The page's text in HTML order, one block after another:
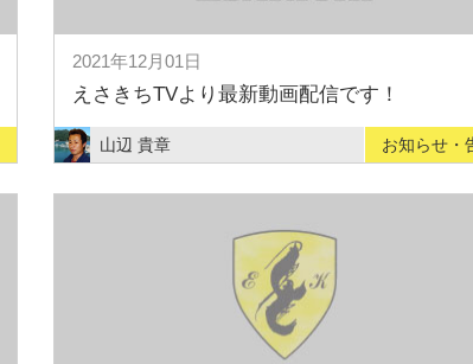
2021年12月01日
えさきちTVより最新動画配信です！
山辺 貴章 お知らせ・